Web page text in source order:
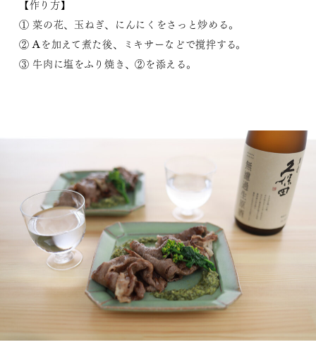
【作り方】
① 菜の花、玉ねぎ、にんにくをさっと炒める。
② Aを加えて煮た後、ミキサーなどで撹拌する。
③ 牛肉に塩をふり焼き、②を添える。